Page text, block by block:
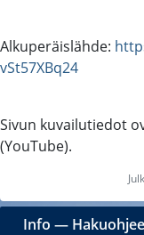
Alkuperäislähde:
vSt57XBq24
Sivun kuvailutiedot
(YouTube).
Info ―